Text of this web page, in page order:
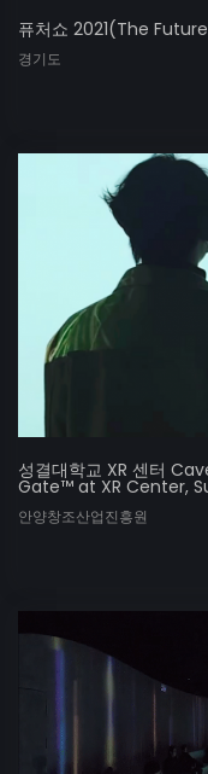
퓨처쇼 2021(The
경기도
성결대학교 XR 센터
Gate™ at XR Center,
안양창조산업진흥원